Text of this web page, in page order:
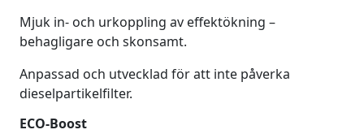
Mjuk in- och urkoppling av effektökning –
behagligare och skonsamt.
Anpassad och utvecklad för att inte påverka
dieselpartikelfilter.
ECO-Boost